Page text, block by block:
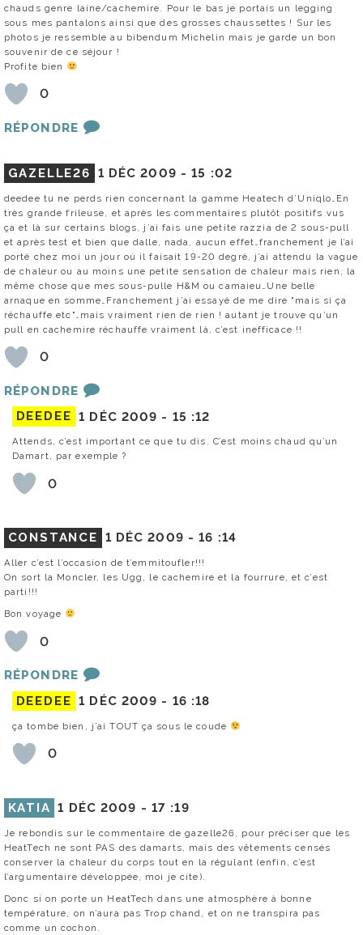
chauds genre laine/cachemire. Pour le bas je portais un legging
sous mes pantalons ainsi que des grosses chaussettes ! Sur les
photos je ressemble au bibendum Michelin mais je garde un bon
souvenir de ce séjour !
Profite bien
0
RÉPONDRE
GAZELLE26 1 DÉC 2009 -15 :02
deedee tu ne perds rien concernant la gamme Heatech d’Uniqlo…En
très grande frileuse, et après les commentaires plutôt positifs vus
ça et là sur certains blogs, j’ai fais une petite razzia de 2 sous-pull
et après test et bien que dalle, nada, aucun effet…franchement je l’ai
porté chez moi un jour où il faisait 19-20 degré, j’ai attendu la vague
de chaleur ou au moins une petite sensation de chaleur mais rien, la
même chose que mes sous-pulle H&M ou camaieu…Une belle
arnaque en somme…Franchement j’ai essayé de me dire "mais si ça
réchauffe etc"…mais vraiment rien de rien ! autant je trouve qu’un
pull en cachemire réchauffe vraiment là, c’est inefficace !!
0
RÉPONDRE
DEEDEE 1 DÉC 2009 - 15 :12
Attends, c’est important ce que tu dis. C’est moins chaud qu’un
Damart, par exemple ?
0
CONSTANCE 1 DÉC 2009 -16 :14
Aller c’est l’occasion de t’emmitoufler!!!
On sort la Moncler, les Ugg, le cachemire et la fourrure, et c’est
parti!!!
Bon voyage
0
RÉPONDRE
DEEDEE 1 DÉC 2009 - 16 :18
ça tombe bien, j’ai TOUT ça sous le coude
0
KATIA 1 DÉC 2009 - 17 :19
Je rebondis sur le commentaire de gazelle26, pour préciser que les
HeatTech ne sont PAS des damarts, mais des vêtements censés
conserver la chaleur du corps tout en la régulant (enfin, c’est
l’argumentaire développée, moi je cite).
Donc si on porte un HeatTech dans une atmosphère à bonne
température, on n’aura pas Trop chand, et on ne transpira pas
comme un cochon.